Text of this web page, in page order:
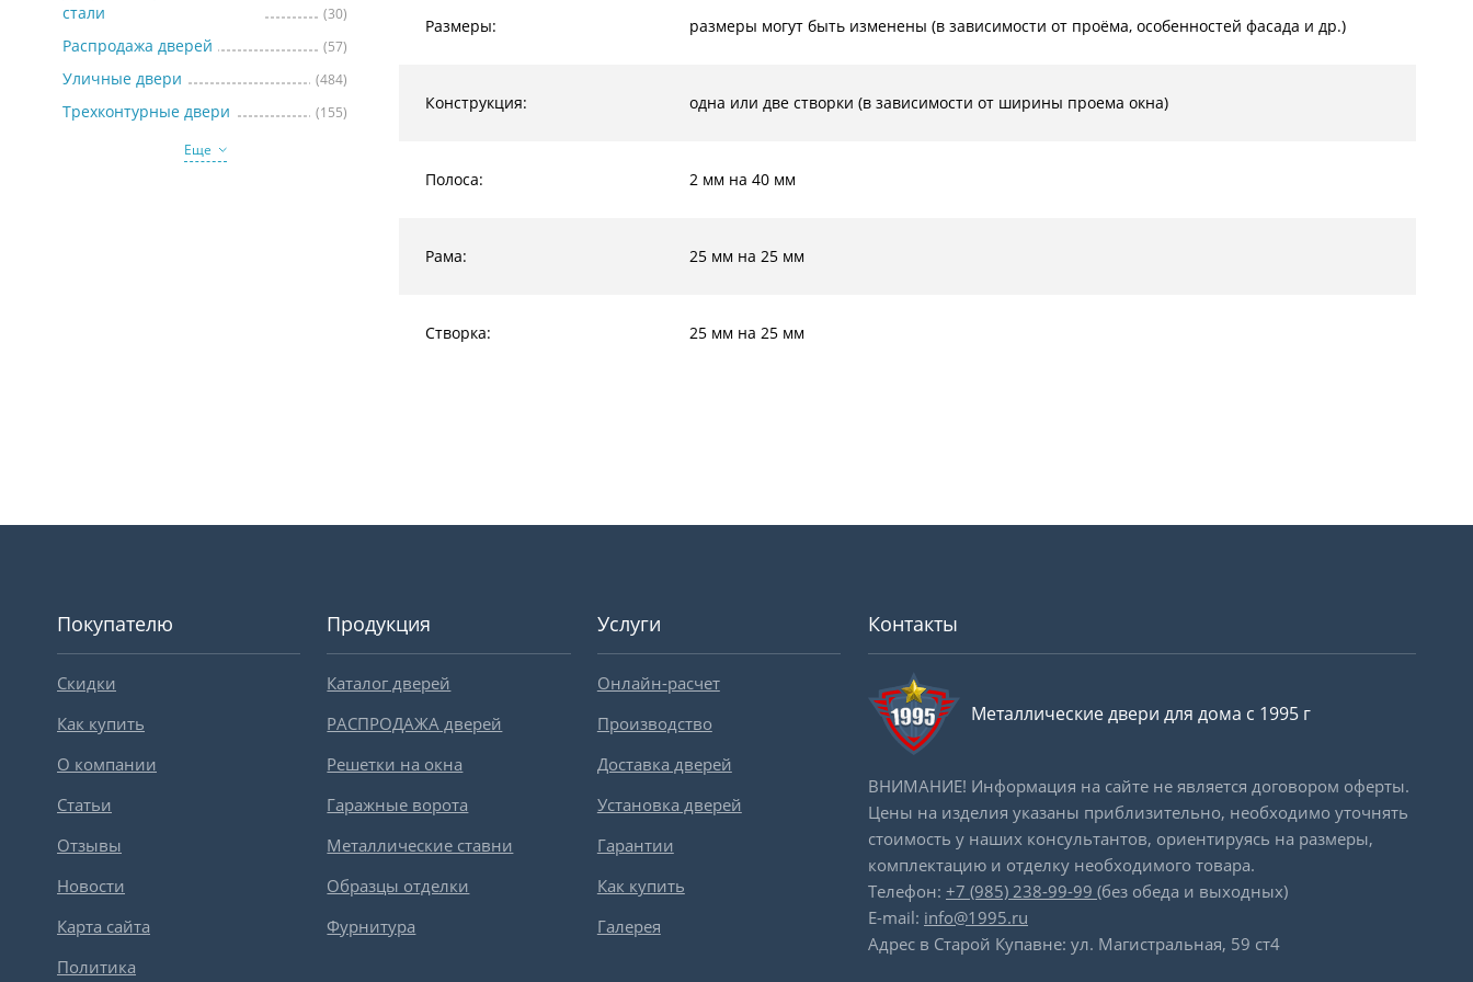
стали
(30)
Распродажа дверей (57)
Уличные двери (484)
Трехконтурные двери
(155)
Еще
Размеры: размеры могут быть изменены (в зависимости от проёма, особенностей фасада и др.)
Конструкция: одна или две створки (в зависимости от ширины проема окна)
Полоса: 2 мм на 40 мм
Рама: 25 мм на 25 мм
Створка: 25 мм на 25 мм
Покупателю
Скидки
Как купить
О компании
Статьи
Отзывы
Новости
Карта сайта
Политика
Продукция
Каталог дверей
РАСПРОДАЖА дверей
Решетки на окна
Гаражные ворота
Металлические ставни
Образцы отделки
Фурнитура
Услуги
Онлайн-расчет
Производство
Доставка дверей
Установка дверей
Гарантии
Как купить
Галерея
Контакты
Металлические двери для дома с 1995 г
ВНИМАНИЕ! Информация на сайте не является договором оферты.
Цены на изделия указаны приблизительно, необходимо уточнять
стоимость у наших консультантов, ориентируясь на размеры,
комплектацию и отделку необходимого товара.
Телефон: +7 (985) 238-99-99 (без обеда и выходных)
E-mail: info@1995.ru
Адрес в Старой Купавне: ул. Магистральная, 59 ст4